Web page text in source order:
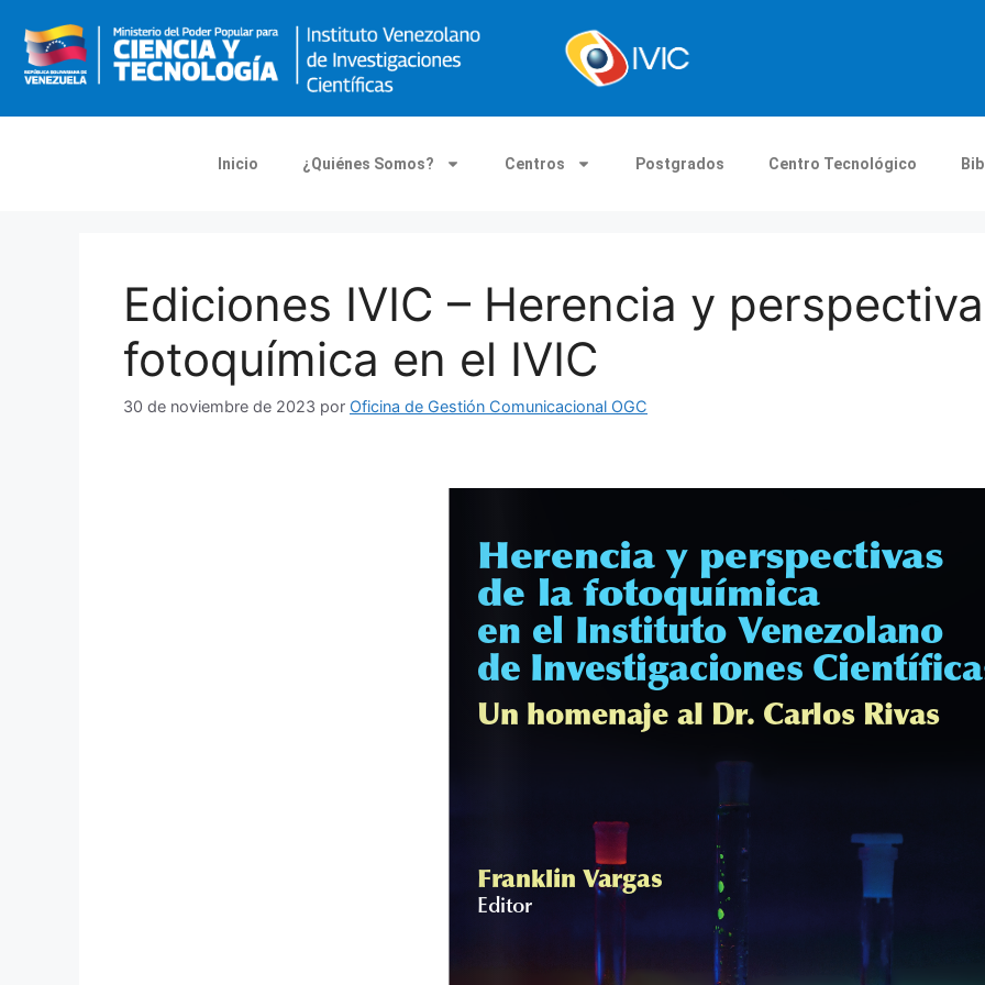
Inicio ¿Quiénes Somos? Centros Postgrados Centro Tecnológico
Ediciones IVIC – Herencia y
fotoquímica en el IVIC
30 de noviembre de 2023 por Oficina de Gestión Comunicacional OGC